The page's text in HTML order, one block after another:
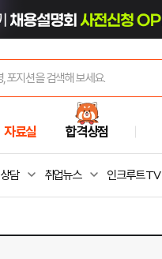
자료실 합격상점
상담 취업뉴스 인크루트 TV